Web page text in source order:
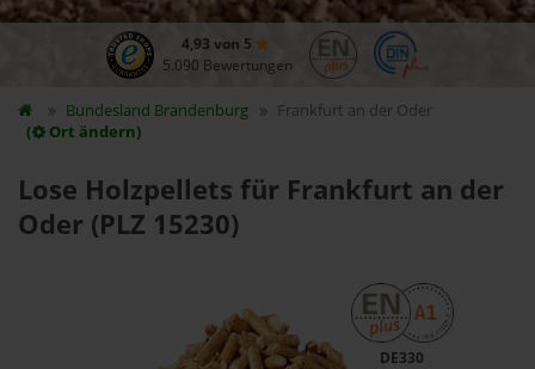
4,93 von 5
5.090 Bewertungen
Bundesland Brandenburg
Frankfurt an der Oder
(
Ort ändern)
Lose Holzpellets für Frankfurt an der
Oder (PLZ 15230)
DE330